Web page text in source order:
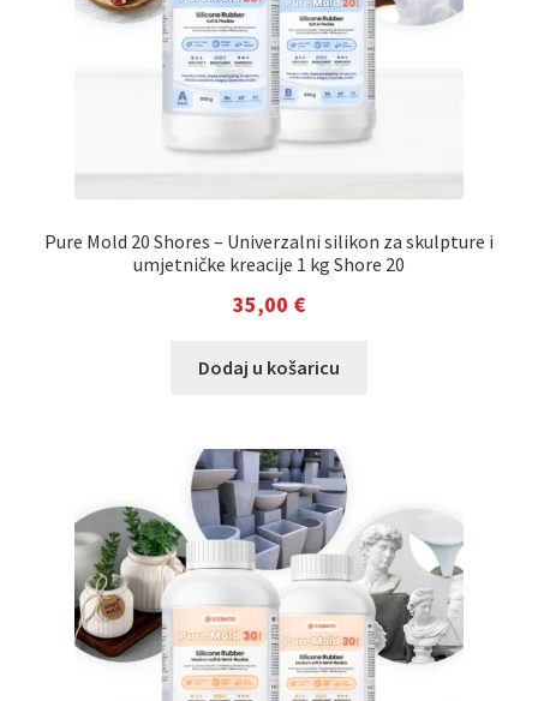
Pure Mold 20 Shores – Univerzalni silikon za skulpture i
umjetničke kreacije 1 kg Shore 20
35,00 €
Dodaj u košaricu